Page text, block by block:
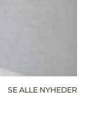
SE ALLE NYHEDER